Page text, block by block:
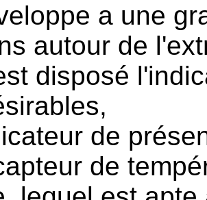
a une
autour de
disposé
de
de